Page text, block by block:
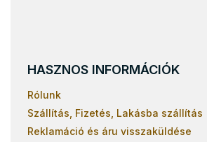
HASZNOS INFORMÁCIÓK
Rólunk
Szállítás, Fizetés, Lakásba szállítás
Reklamáció és áru visszaküldése